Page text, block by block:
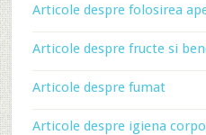
Articole despre folosirea
Articole despre fructe si
Articole despre fumat
Articole despre igiena